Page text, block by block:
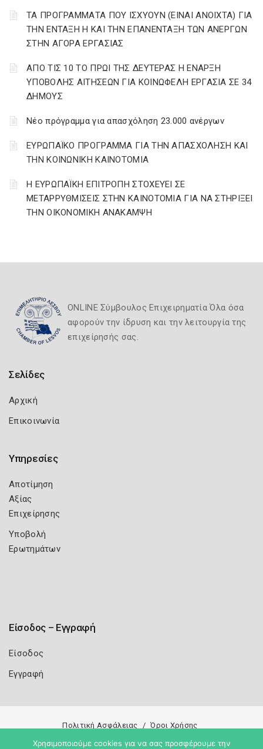
ΤΑ ΠΡΟΓΡΑΜΜΑΤΑ ΠΟΥ ΙΣΧΥΟΥΝ (ΕΙΝΑΙ ΑΝΟΙΧΤΑ) ΓΙΑ
ΤΗΝ ΕΝΤΑΞΗ Η ΚΑΙ ΤΗΝ ΕΠΑΝΕΝΤΑΞΗ ΤΩΝ ΑΝΕΡΓΩΝ
ΣΤΗΝ ΑΓΟΡΑ ΕΡΓΑΣΙΑΣ
AΠΟ ΤΙΣ 10 ΤΟ ΠΡΩΙ ΤΗΣ ΔΕΥΤΕΡΑΣ Η ΕΝΑΡΞΗ
ΥΠΟΒΟΛΗΣ ΑΙΤΗΣΕΩΝ ΓΙΑ ΚΟΙΝΩΦΕΛΗ ΕΡΓΑΣΙΑ ΣΕ 34
ΔΗΜΟΥΣ
Νέο πρόγραμμα για απασχόληση 23.000 ανέργων
ΕΥΡΩΠΑΪΚΟ ΠΡΟΓΡΑΜΜΑ ΓΙΑ ΤΗΝ ΑΠΑΣΧΟΛΗΣΗ ΚΑΙ
ΤΗΝ ΚΟΙΝΩΝΙΚΗ ΚΑΙΝΟΤΟΜΙΑ
Η ΕΥΡΩΠΑΪΚΗ ΕΠΙΤΡΟΠΗ ΣΤΟΧΕΥΕΙ ΣΕ
ΜΕΤΑΡΡΥΘΜΙΣΕΙΣ ΣΤΗΝ ΚΑΙΝΟΤΟΜΙΑ ΓΙΑ ΝΑ ΣΤΗΡΙΞΕΙ
ΤΗΝ ΟΙΚΟΝΟΜΙΚΗ ΑΝΑΚΑΜΨΗ
ONLINE Σύμβουλος Επιχειρηματία Όλα όσα
αφορούν την ίδρυση και την λειτουργία της
επιχείρησής σας.
Σελίδες
Αρχική
Επικοινωνία
Υπηρεσίες
Αποτίμηση
Αξίας
Επιχείρησης
Υποβολή
Ερωτημάτων
Είσοδος – Εγγραφή
Είσοδος
Εγγραφή
Πολιτική Ασφάλειας Όροι Χρήσης
Copyright 2026 Knowledge A.E.
Χρησιμοποιούμε cookies για να σας προσφέρουμε την